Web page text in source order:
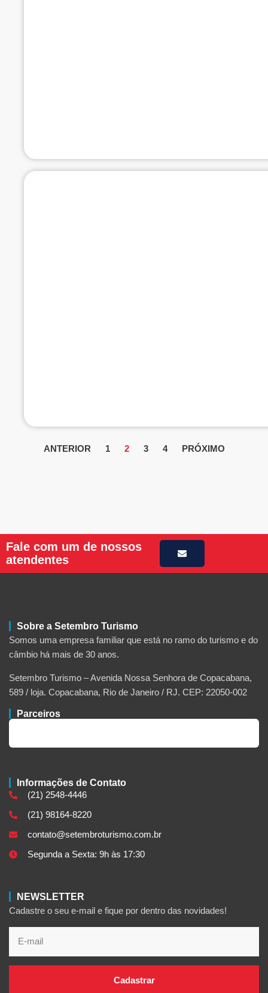
ANTERIOR 1 2 3 4 PRÓXIMO
Fale com um de nossos
atendentes
Sobre a Setembro Turismo
Somos uma empresa familiar que está no ramo do turismo e do
câmbio há mais de 30 anos.
Setembro Turismo – Avenida Nossa Senhora de Copacabana,
589 / loja. Copacabana, Rio de Janeiro / RJ. CEP: 22050-002
Parceiros
Informações de Contato
(21) 2548-4446
(21) 98164-8220
contato@setembroturismo.com.br
Segunda a Sexta: 9h às 17:30
NEWSLETTER
Cadastre o seu e-mail e fique por dentro das novidades!
Cadastrar